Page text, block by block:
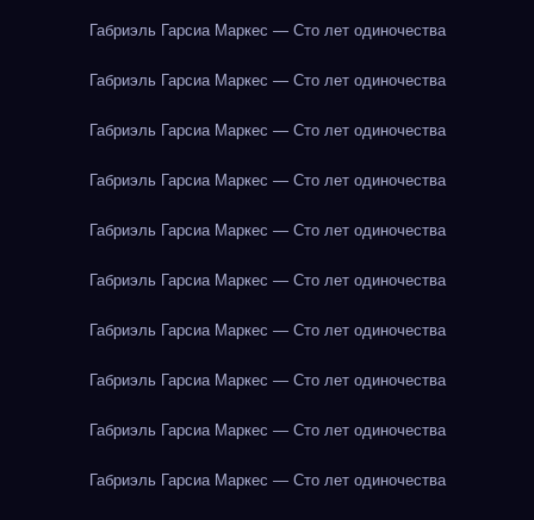
Габриэль Гарсиа Маркес — Сто лет одиночества
Габриэль Гарсиа Маркес — Сто лет одиночества
Габриэль Гарсиа Маркес — Сто лет одиночества
Габриэль Гарсиа Маркес — Сто лет одиночества
Габриэль Гарсиа Маркес — Сто лет одиночества
Габриэль Гарсиа Маркес — Сто лет одиночества
Габриэль Гарсиа Маркес — Сто лет одиночества
Габриэль Гарсиа Маркес — Сто лет одиночества
Габриэль Гарсиа Маркес — Сто лет одиночества
Габриэль Гарсиа Маркес — Сто лет одиночества